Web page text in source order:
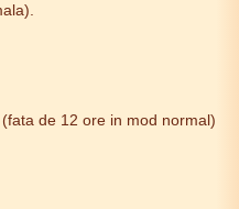
de 12 ore in mod normal)